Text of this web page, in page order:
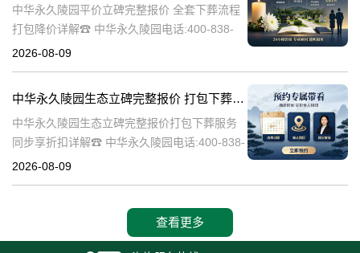
中华永久陵园平价立碑完整报价 全套下葬流程
打包降价详解☎ 中华永久陵园电话:400-838-
5063在人生的旅途中，每个人都会经历生老病
2026-08-09
中华永久陵园生态立碑完整报价 打包下葬服务同步享折扣详解
中华永久陵园生态立碑完整报价打包下葬服务
同步享折扣详解☎ 中华永久陵园电话:400-838-
5063中华永久陵园作为国内知名的陵园之一，
2026-08-09
查看更多